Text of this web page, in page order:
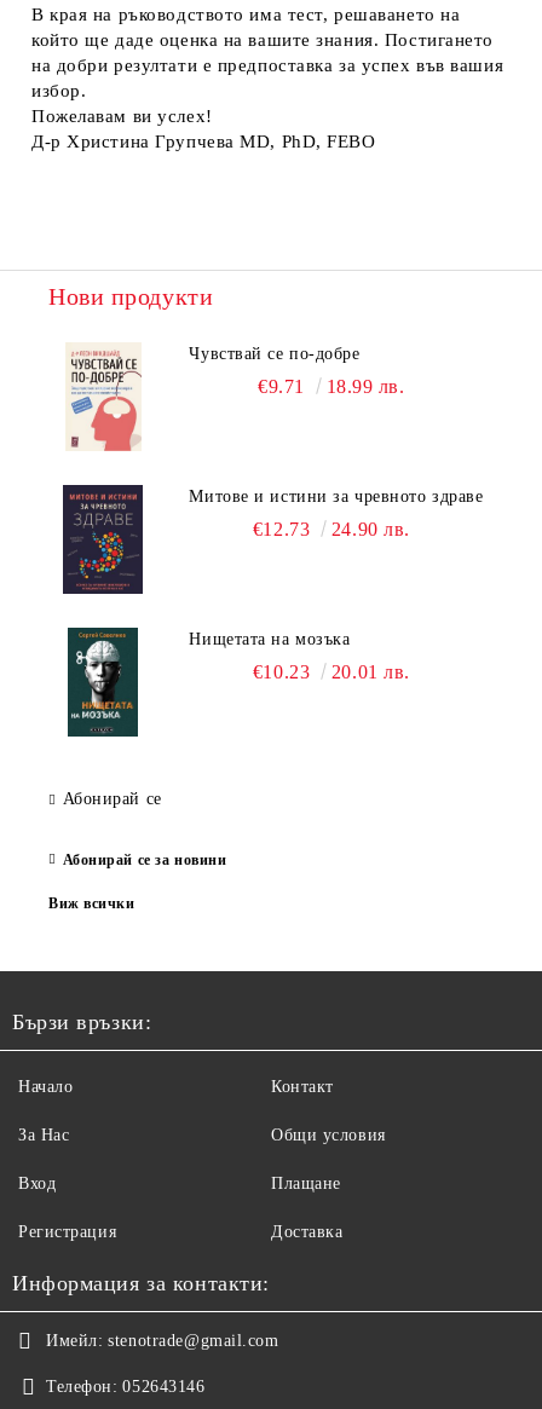
В края на ръководството има тест, решаването на
който ще даде оценка на вашите знания. Постигането
на добри резултати е предпоставка за успех във вашия
избор.
Пожелавам ви услех!
Д-р Христина Групчева MD, РhD, FЕВО
Нови продукти
Чувствай се по-добре
€9.71 18.99 лв.
Митове и истини за чревното здраве
€12.73 24.90 лв.
Нищетата на мозъка
€10.23 20.01 лв.
Абонирай се
Абонирай се за новини
Виж всички
Бързи връзки:
Начало
За Нас
Вход
Регистрация
Контакт
Общи условия
Плащане
Доставка
Информация за контакти:
Имейл: stenotrade@gmail.com
Телефон: 052643146